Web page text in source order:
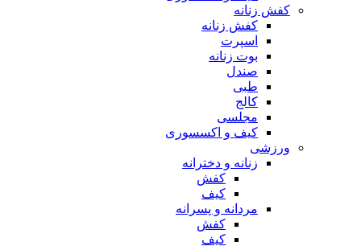
کفش زنانه
کفش زنانه
اسپرت
بوت زنانه
مجلسی
کیف و اکسسوری
ورزشی
زنانه و دخترانه
مردانه و پسرانه